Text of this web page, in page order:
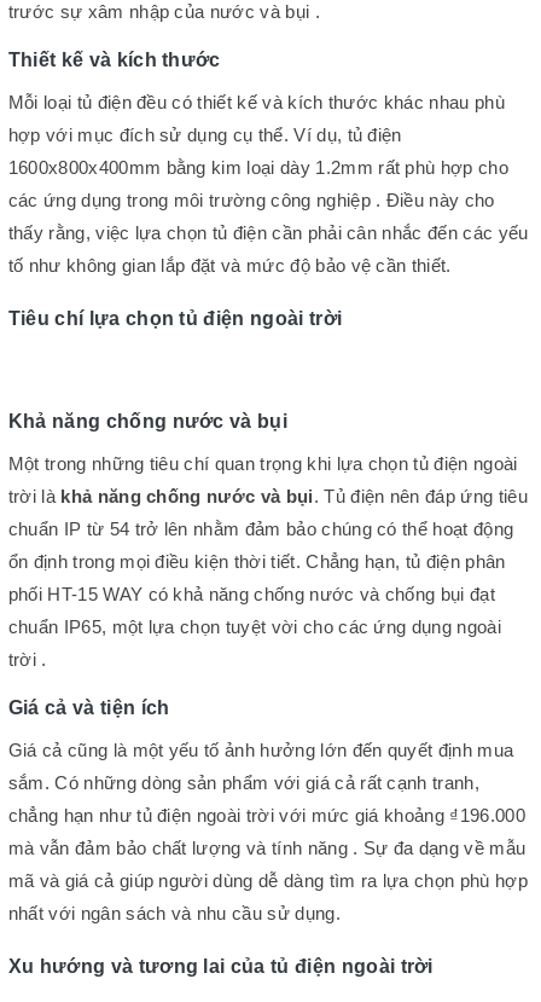
trước sự xâm nhập của nước và bụi .
Thiết kế và kích thước
Mỗi loại tủ điện đều có thiết kế và kích thước khác nhau phù
hợp với mục đích sử dụng cụ thể. Ví dụ, tủ điện
1600x800x400mm bằng kim loại dày 1.2mm rất phù hợp cho
các ứng dụng trong môi trường công nghiệp . Điều này cho
thấy rằng, việc lựa chọn tủ điện cần phải cân nhắc đến các yếu
tố như không gian lắp đặt và mức độ bảo vệ cần thiết.
Tiêu chí lựa chọn tủ điện ngoài trời
Khả năng chống nước và bụi
Một trong những tiêu chí quan trọng khi lựa chọn tủ điện ngoài
trời là khả năng chống nước và bụi. Tủ điện nên đáp ứng tiêu
chuẩn IP từ 54 trở lên nhằm đảm bảo chúng có thể hoạt động
ổn định trong mọi điều kiện thời tiết. Chẳng hạn, tủ điện phân
phối HT-15 WAY có khả năng chống nước và chống bụi đạt
chuẩn IP65, một lựa chọn tuyệt vời cho các ứng dụng ngoài
trời .
Giá cả và tiện ích
Giá cả cũng là một yếu tố ảnh hưởng lớn đến quyết định mua
sắm. Có những dòng sản phẩm với giá cả rất cạnh tranh,
chẳng hạn như tủ điện ngoài trời với mức giá khoảng ₫196.000
mà vẫn đảm bảo chất lượng và tính năng . Sự đa dạng về mẫu
mã và giá cả giúp người dùng dễ dàng tìm ra lựa chọn phù hợp
nhất với ngân sách và nhu cầu sử dụng.
Xu hướng và tương lai của tủ điện ngoài trời